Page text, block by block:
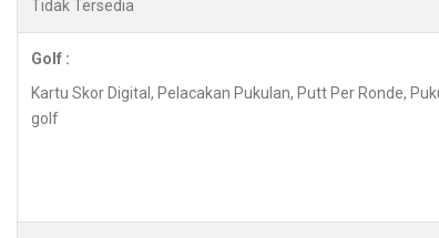
Tidak Tersedia
Golf :
Kartu Skor Digital, Pelacakan Pukulan, Putt Per Ronde,
golf